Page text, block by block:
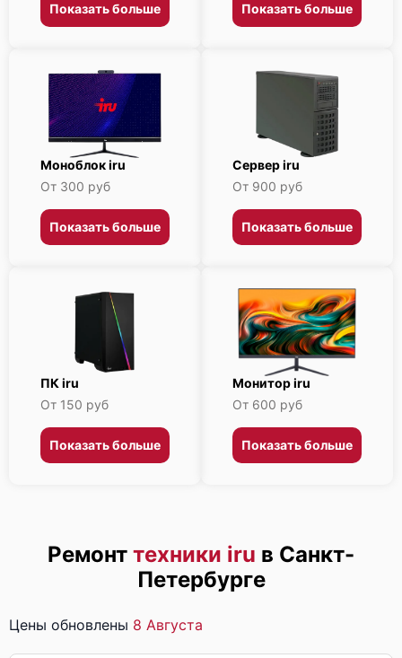
Показать больше Показать больше
Моноблок iru
От 300 руб
Показать больше
Сервер iru
От 900 руб
Показать больше
ПК iru
От 150 руб
Показать больше
Монитор iru
От 600 руб
Показать больше
Ремонт техники iru в Санкт-
Петербурге
Цены обновлены 8 Августа